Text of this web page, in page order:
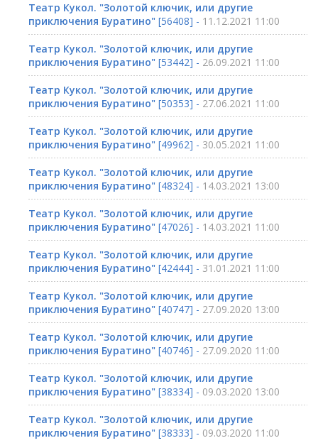
Театр Кукол. "Золотой ключик, или другие
приключения Буратино" [56408] - 11.12.2021 11:00
Театр Кукол. "Золотой ключик, или другие
приключения Буратино" [53442] - 26.09.2021 11:00
Театр Кукол. "Золотой ключик, или другие
приключения Буратино" [50353] - 27.06.2021 11:00
Театр Кукол. "Золотой ключик, или другие
приключения Буратино" [49962] - 30.05.2021 11:00
Театр Кукол. "Золотой ключик, или другие
приключения Буратино" [48324] - 14.03.2021 13:00
Театр Кукол. "Золотой ключик, или другие
приключения Буратино" [47026] - 14.03.2021 11:00
Театр Кукол. "Золотой ключик, или другие
приключения Буратино" [42444] - 31.01.2021 11:00
Театр Кукол. "Золотой ключик, или другие
приключения Буратино" [40747] - 27.09.2020 13:00
Театр Кукол. "Золотой ключик, или другие
приключения Буратино" [40746] - 27.09.2020 11:00
Театр Кукол. "Золотой ключик, или другие
приключения Буратино" [38334] - 09.03.2020 13:00
Театр Кукол. "Золотой ключик, или другие
приключения Буратино" [38333] - 09.03.2020 11:00